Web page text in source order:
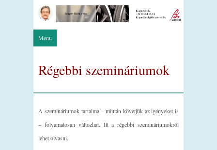
Menu
Régebbi szemináriumok
A szemináriumok tartalma – miután követjük az igényeket is
– folyamatosan változhat. Itt a régebbi szemináriumokról
lehet olvasni.